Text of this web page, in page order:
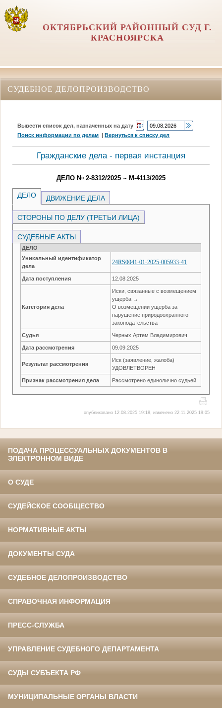
ОКТЯБРЬСКИЙ РАЙОННЫЙ СУД Г.
КРАСНОЯРСКА
СУДЕБНОЕ ДЕЛОПРОИЗВОДСТВО
Вывести список дел, назначенных на дату
Поиск информации по делам |Вернуться к списку дел
Гражданские дела - первая инстанция
ДЕЛО № 2-8312/2025 ~ М-4113/2025
ДЕЛО ДВИЖЕНИЕ ДЕЛА
СТОРОНЫ ПО ДЕЛУ (ТРЕТЬИ ЛИЦА)
СУДЕБНЫЕ АКТЫ
ДЕЛО
Уникальный идентификатор
дела
24RS0041-01-2025-005933-41
Дата поступления 12.08.2025
Категория дела
Иски, связанные с возмещением
ущерба →
О возмещении ущерба за
нарушение природоохранного
законодательства
Судья Черных Артем Владимирович
Дата рассмотрения 09.09.2025
Результат рассмотрения
Иск (заявление, жалоба)
УДОВЛЕТВОРЕН
Признак рассмотрения дела Рассмотрено единолично судьей
опубликовано 12.08.2025 19:18, изменено 22.11.2025 19:05
ПОДАЧА ПРОЦЕССУАЛЬНЫХ ДОКУМЕНТОВ В
ЭЛЕКТРОННОМ ВИДЕ
О СУДЕ
СУДЕЙСКОЕ СООБЩЕСТВО
НОРМАТИВНЫЕ АКТЫ
ДОКУМЕНТЫ СУДА
СУДЕБНОЕ ДЕЛОПРОИЗВОДСТВО
СПРАВОЧНАЯ ИНФОРМАЦИЯ
ПРЕСС-СЛУЖБА
УПРАВЛЕНИЕ СУДЕБНОГО ДЕПАРТАМЕНТА
СУДЫ СУБЪЕКТА РФ
МУНИЦИПАЛЬНЫЕ ОРГАНЫ ВЛАСТИ